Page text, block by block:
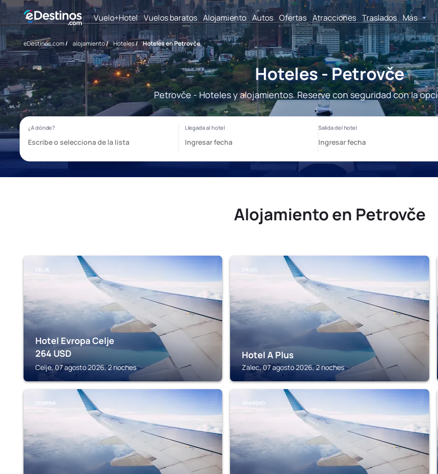
Vuelo+Hotel Vuelos baratos Alojamiento Autos Ofertas Atracciones Traslados Más
eDestinos.com/ alojamiento/ Hoteles/ Hoteles en Petrovče
Hoteles - Petrovče
Petrovče - Hoteles y alojamientos. Reserve con seguridad con la
Alojamiento en Petrovče
CELJE
Hotel Evropa Celje
264 USD
Celje, 07 agosto 2026, 2 noches
ZALEC
Hotel A Plus
Zalec, 07 agosto 2026, 2 noches
DOBRNA VRANSKO